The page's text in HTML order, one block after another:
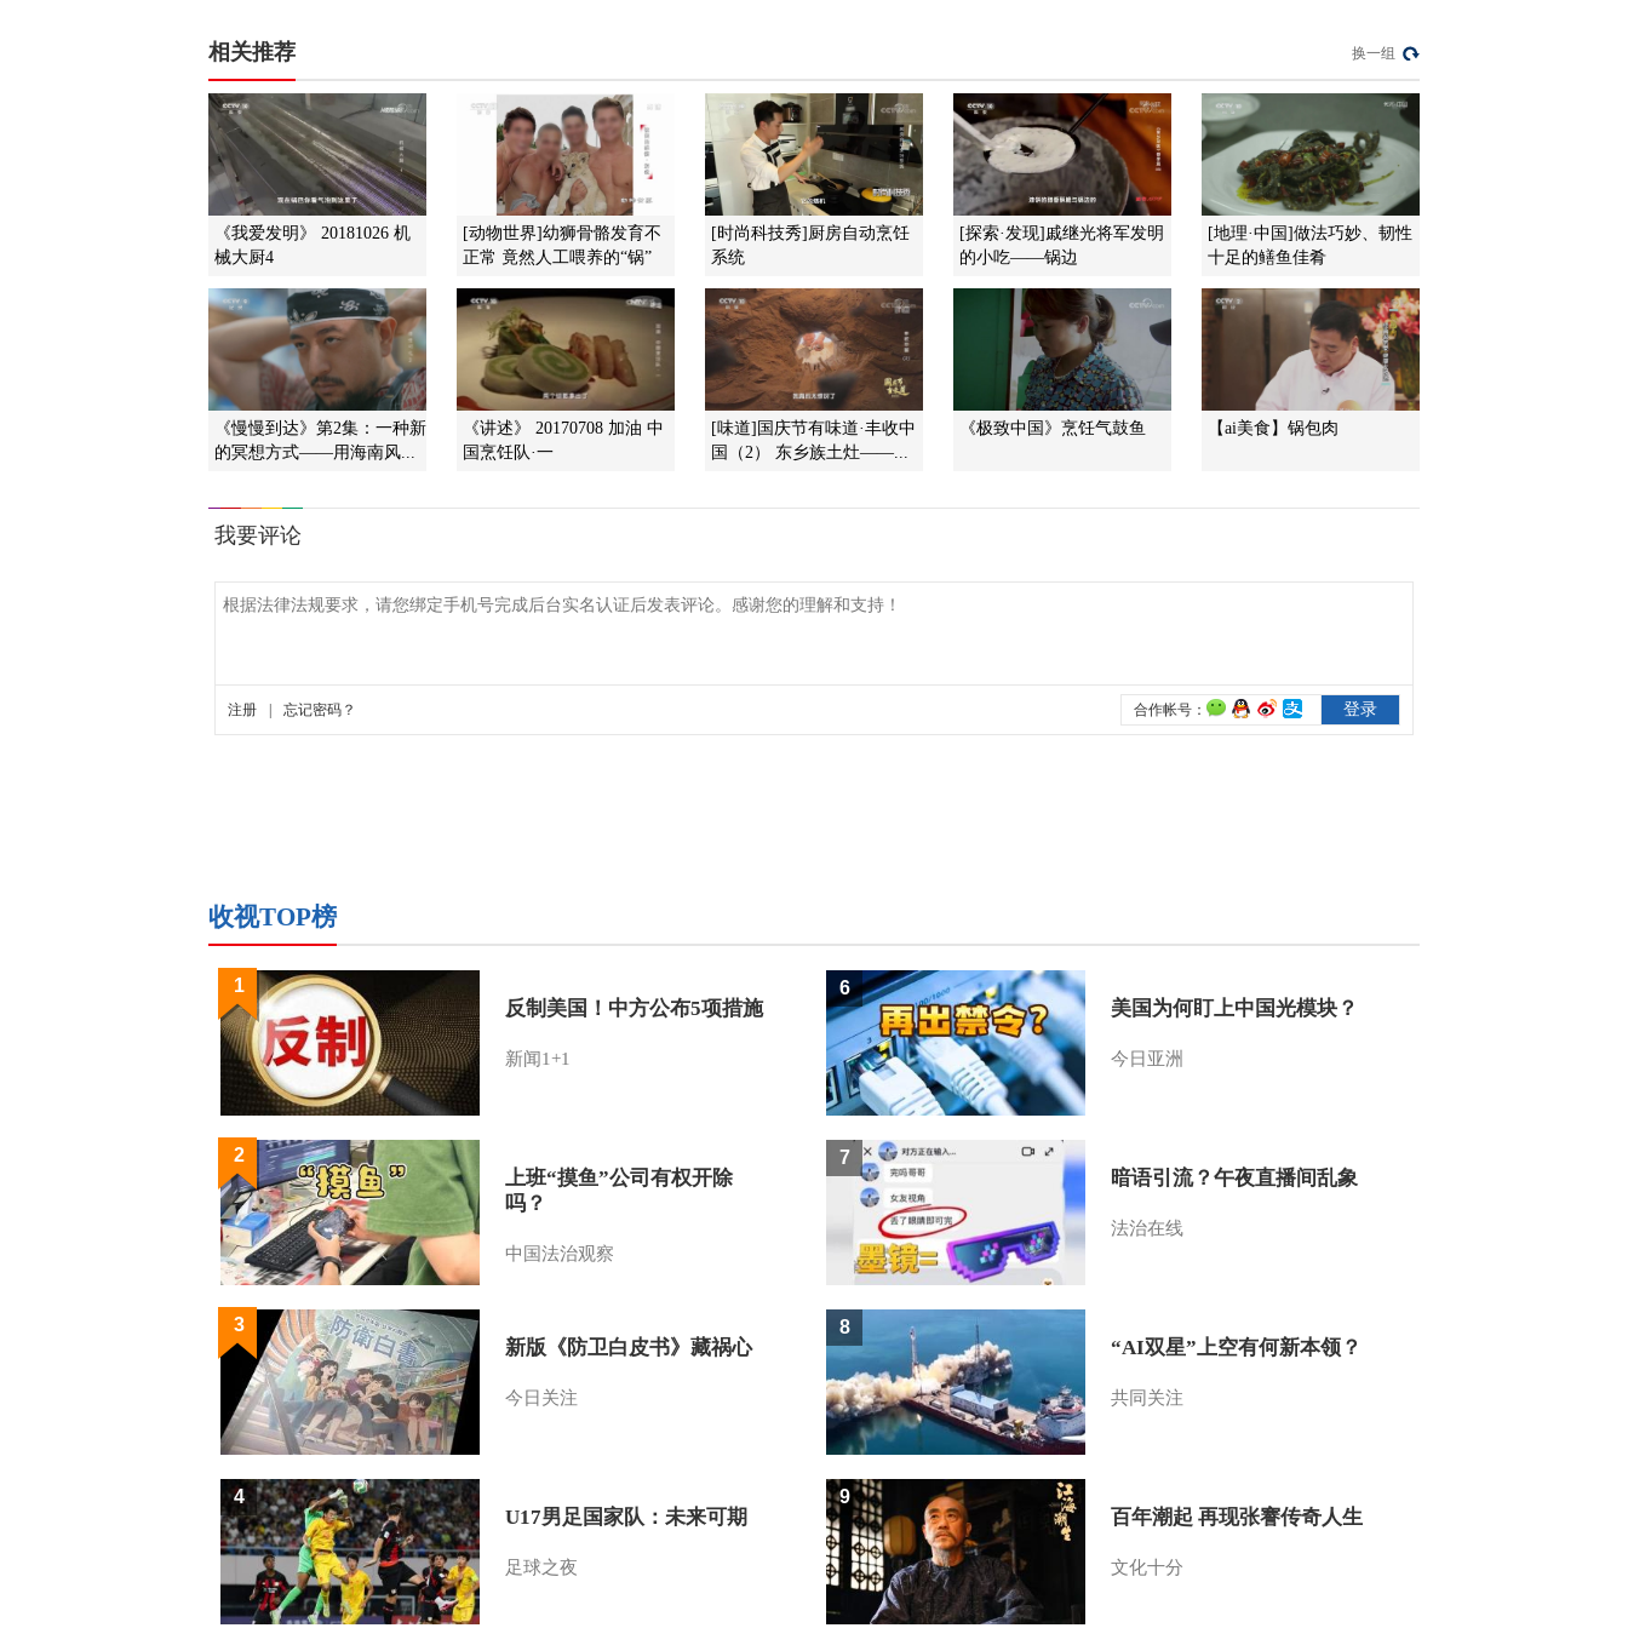
相关推荐 换一组
《我爱发明》 20181026 机
械大厨4
[动物世界]幼狮骨骼发育不
正常 竟然人工喂养的“锅”
[时尚科技秀]厨房自动烹饪
系统
[探索·发现]戚继光将军发明
的小吃——锅边
[地理·中国]做法巧妙、韧性
十足的鳝鱼佳肴
《慢慢到达》第2集：一种新
的冥想方式——用海南风...
《讲述》 20170708 加油 中
国烹饪队·一
[味道]国庆节有味道·丰收中
国（2） 东乡族土灶——...
《极致中国》烹饪气鼓鱼 【ai美食】锅包肉
收视TOP榜
反制美国！中方公布5项措施
新闻1+1
1
上班“摸鱼”公司有权开除
吗？
中国法治观察
2
新版《防卫白皮书》藏祸心
今日关注
3
U17男足国家队：未来可期
足球之夜
4
美国为何盯上中国光模块？
今日亚洲
6
暗语引流？午夜直播间乱象
法治在线
7
“AI双星”上空有何新本领？
共同关注
8
百年潮起 再现张謇传奇人生
文化十分
9